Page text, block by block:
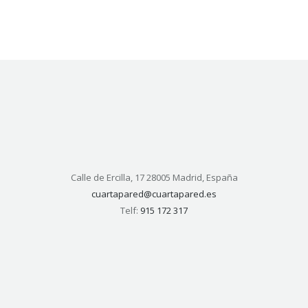
Calle de Ercilla, 17 28005 Madrid, España
cuartapared@cuartapared.es
Telf: 915 172 317